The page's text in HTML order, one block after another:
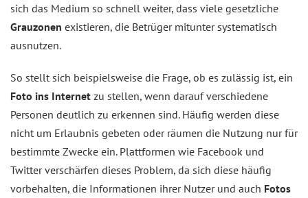
sich das Medium so schnell weiter, dass viele gesetzliche
Grauzonen existieren, die Betrüger mitunter systematisch
ausnutzen.
So stellt sich beispielsweise die Frage, ob es zulässig ist, ein
Foto ins Internet zu stellen, wenn darauf verschiedene
Personen deutlich zu erkennen sind. Häufig werden diese
nicht um Erlaubnis gebeten oder räumen die Nutzung nur für
bestimmte Zwecke ein. Plattformen wie Facebook und
Twitter verschärfen dieses Problem, da sich diese häufig
vorbehalten, die Informationen ihrer Nutzer und auch Fotos